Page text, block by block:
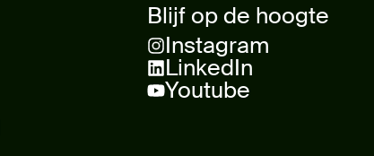
Blijf op de hoogte
Instagram
LinkedIn
Youtube